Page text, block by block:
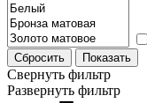
Свернуть фильтр
Развернуть фильтр